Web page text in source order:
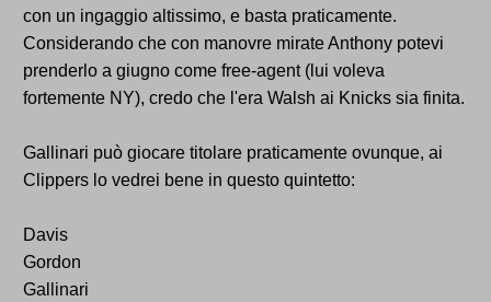
con un ingaggio altissimo, e basta praticamente.
Considerando che con manovre mirate Anthony potevi
prenderlo a giugno come free-agent (lui voleva
fortemente NY), credo che l'era Walsh ai Knicks sia finita.
Gallinari può giocare titolare praticamente ovunque, ai
Clippers lo vedrei bene in questo quintetto:
Davis
Gordon
Gallinari